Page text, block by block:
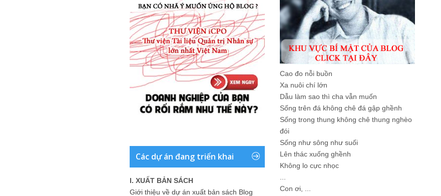
Các dự án đang triển khai
I. XUẤT BẢN SÁCH
Giới thiệu về dự án xuất bản sách Blog
Cao đo nỗi buồn
Xa nuôi chí lớn
Dẫu làm sao thì cha vẫn muốn
Sống trên đá không chê đá gập ghềnh
Sống trong thung không chê thung nghèo
đói
Sống như sông như suối
Lên thác xuống ghềnh
Không lo cực nhọc
Con ơi, ...